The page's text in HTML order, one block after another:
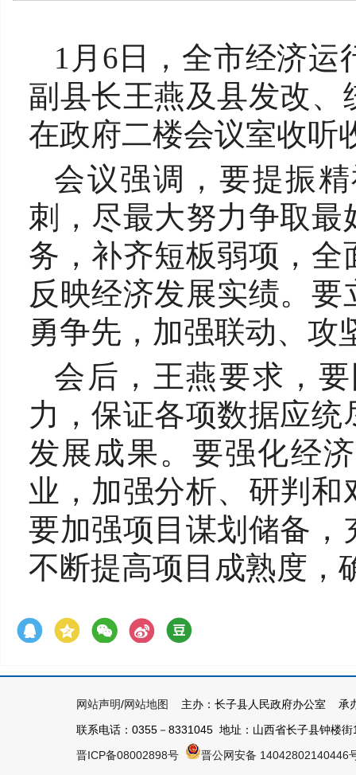
1月6日，全市经济运
副县长王燕及县发改
在政府二楼会议室收听
会议强调，要提振
刺，尽最大努力争取
务，补齐短板弱项，
反映经济发展实绩。
勇争先，加强联动、攻
会后，王燕要求，
力，保证各项数据应
发展成果。要强化经
业，加强分析、研判
要加强项目谋划储备
不断提高项目成熟度，
网站声明/网站地图
主办：长子县人民政府办公室 承
联系电话：0355－8331045 地址：山西省长子县钟楼
晋ICP备08002898号
晋公网安备 14042802140446